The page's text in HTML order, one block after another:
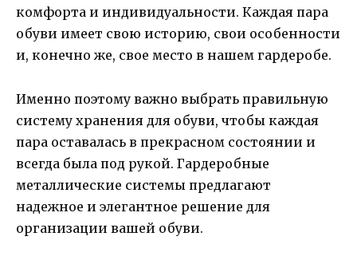
комфорта и индивидуальности. Каждая пара
обуви имеет свою историю, свои особенности
и, конечно же, свое место в нашем гардеробе.
Именно поэтому важно выбрать правильную
систему хранения для обуви, чтобы каждая
пара оставалась в прекрасном состоянии и
всегда была под рукой. Гардеробные
металлические системы предлагают
надежное и элегантное решение для
организации вашей обуви.